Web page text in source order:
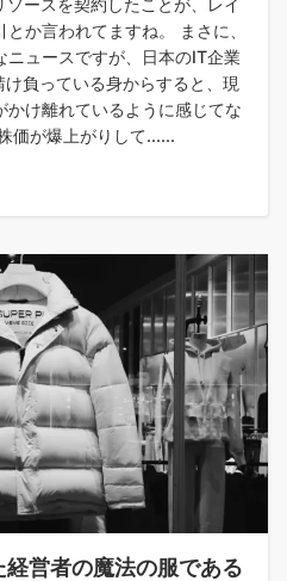
ースを契約したことが、レイ
か言われてますね。 まさに、
ュースですが、日本のIT企業
け負っている身からすると、現
け離れているように感じてな
価が爆上がりして......
営者の魔法の服である